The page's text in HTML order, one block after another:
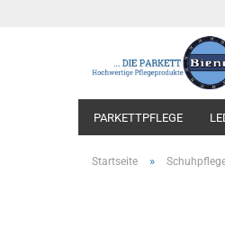
PARKETTPFLEGE
Startseite »